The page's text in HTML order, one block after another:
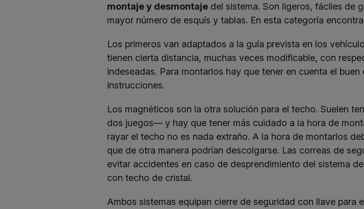
montaje y desmontajedel sistema. Son ligeros, fáciles de
mayor número de esquís y tablas. En esta categoría
Los primeros van adaptados a la guía prevista en los
tienen cierta distancia, muchas veces modificable, con
indeseadas. Para montarlos hay que tener en cuenta el
instrucciones.
Los magnéticos son la otra solución para el techo. Suelen
dos juegos— y hay que tener más cuidado a la hora de
rayar el techo no es nada extraño. A la hora de montarlos
que de otra manera podrían descolgarse. Las correas de
evitar accidentes en caso de desprendimiento del sistema
con techo de cristal.
Ambos sistemas equipan cierre de seguridad con llave para